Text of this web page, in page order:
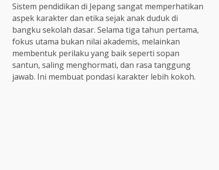
Sistem pendidikan di Jepang sangat memperhatikan
aspek karakter dan etika sejak anak duduk di
bangku sekolah dasar. Selama tiga tahun pertama,
fokus utama bukan nilai akademis, melainkan
membentuk perilaku yang baik seperti sopan
santun, saling menghormati, dan rasa tanggung
jawab. Ini membuat pondasi karakter lebih kokoh.